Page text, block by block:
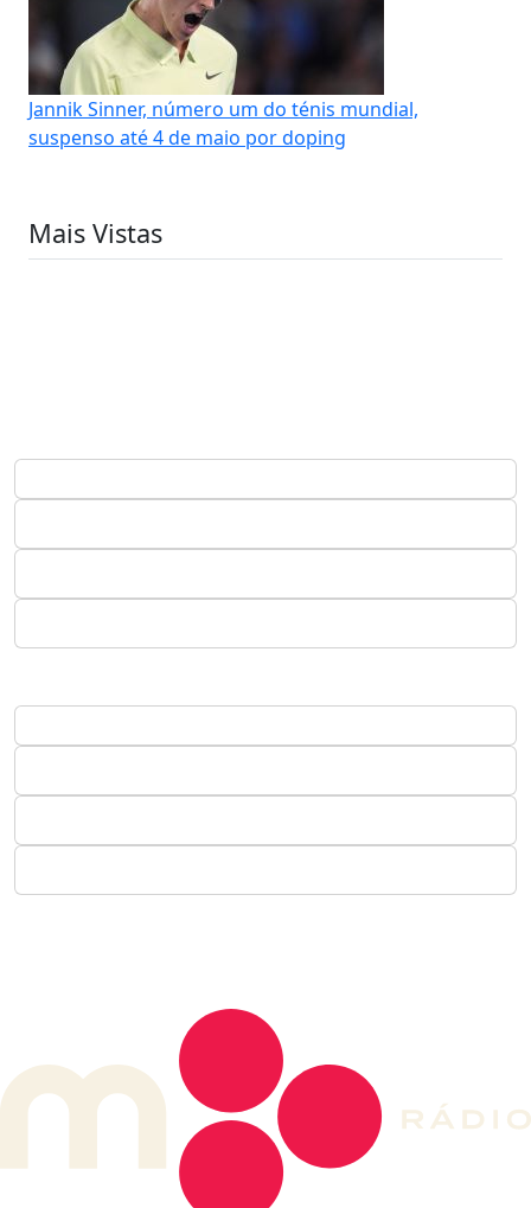
Jannik Sinner, número um do ténis mundial,
suspenso até 4 de maio por doping
Mais Vistas